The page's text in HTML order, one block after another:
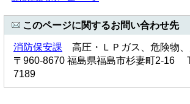
このページに関するお問い合わせ先
消防保安課 高圧・ＬＰガス、危険物
〒960-8670 福島県福島市杉妻町2-16
7189